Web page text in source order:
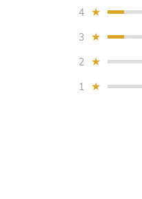
4
3
2
1